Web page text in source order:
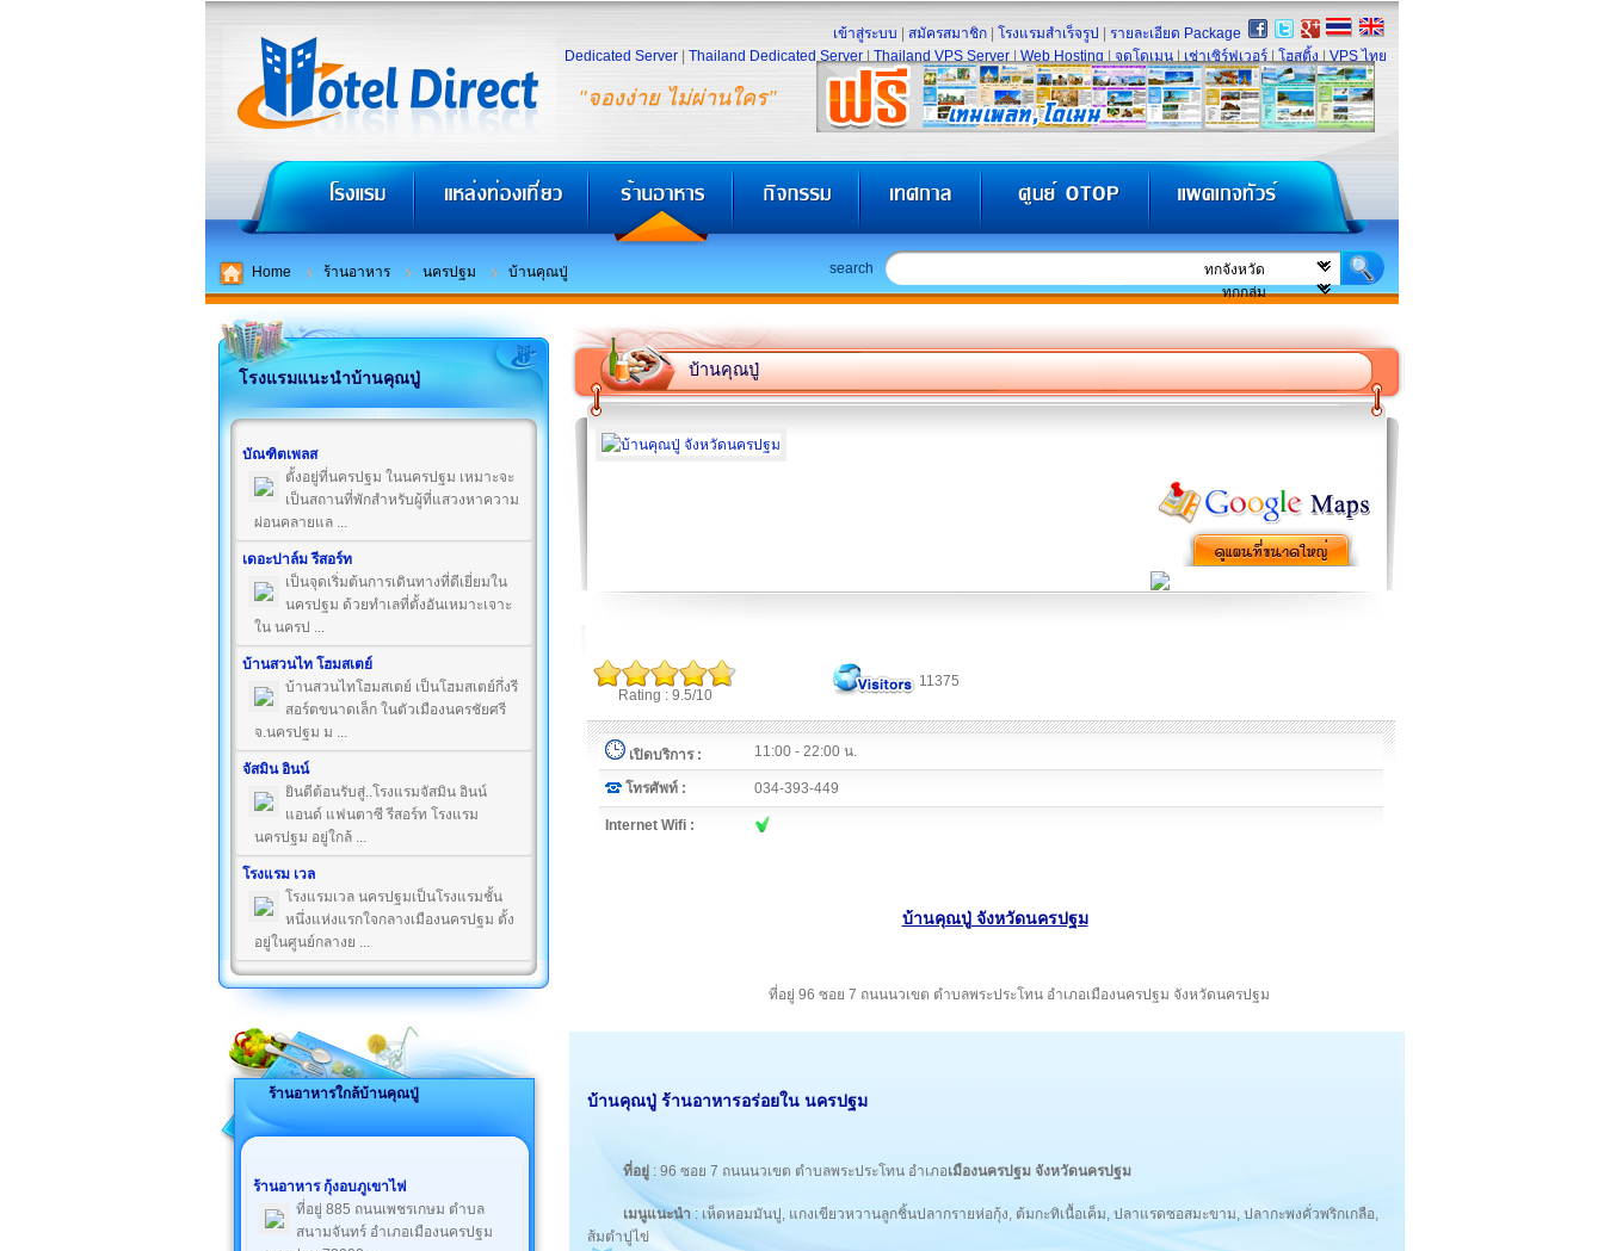
"จองง่าย ไม่ผ่านใคร"
เข้าสู่ระบบ สมัครสมาชิก โรงแรมสำเร็จรูป
รายละเอียด Package
Dedicated Server
Thailand Dedicated Server Thailand VPS Server Web Hosting จดโดเมน เช่าเซิร์ฟเวอร์ โฮสติ้ง VPS ไทย
Home ร้านอาหาร นครปฐม บ้านคุณปู่ search
โรงแรมแนะนำบ้านคุณปู่
บัณฑิตเพลส
ตั้งอยู่ที่นครปฐม ในนครปฐม เหมาะจะ
เป็นสถานที่พักสำหรับผู้ที่แสวงหาความ
ผ่อนคลายแล ...
เดอะปาล์ม รีสอร์ท
เป็นจุดเริ่มต้นการเดินทางที่ดีเยี่ยมใน
นครปฐม ด้วยทำเลที่ตั้งอันเหมาะเจาะ
ใน นครป ...
บ้านสวนไท โฮมสเตย์
บ้านสวนไทโฮมสเตย์ เป็นโฮมสเตย์กึ่งรี
สอร์ตขนาดเล็ก ในตัวเมืองนครชัยศรี
จ.นครปฐม ม ...
จัสมิน อินน์
ยินดีต้อนรับสู่..โรงแรมจัสมิน อินน์
แอนด์ แฟนตาซี รีสอร์ท โรงแรม
นครปฐม อยู่ใกล้ ...
โรงแรม เวล
โรงแรมเวล นครปฐมเป็นโรงแรมชั้น
หนึ่งแห่งแรกใจกลางเมืองนครปฐม ตั้ง
อยู่ในศูนย์กลางย ...
ร้านอาหารใกล้บ้านคุณปู่
ร้านอาหาร กุ้งอบภูเขาไฟ
ที่อยู่ 885 ถนนเพชรเกษม ตำบล
สนามจันทร์ อำเภอเมืองนครปฐม
บ้านคุณปู่
Rating : 9.5/10
11375
เปิดบริการ : 11:00 - 22:00 น.
โทรศัพท์ : 034-393-449
Internet Wifi :
บ้านคุณปู่ จังหวัดนครปฐม
ที่อยู่ 96 ซอย 7 ถนนนวเขต ตำบลพระประโทน อำเภอเมืองนครปฐม จังหวัดนครปฐม
บ้านคุณปู่ ร้านอาหารอร่อยใน นครปฐม
ที่อยู่ : 96 ซอย 7 ถนนนวเขต ตำบลพระประโทน อำเภอเมืองนครปฐม จังหวัดนครปฐม
เมนูแนะนำ: เห็ดหอมมันปู, แกงเขียวหวานลูกชิ้นปลากรายห่อกุ้ง, ต้มกะทิเนื้อเค็ม, ปลาแรดซอสมะขาม, ปลากะพงคั่วพริกเกลือ,
ส้มตำปูไข่